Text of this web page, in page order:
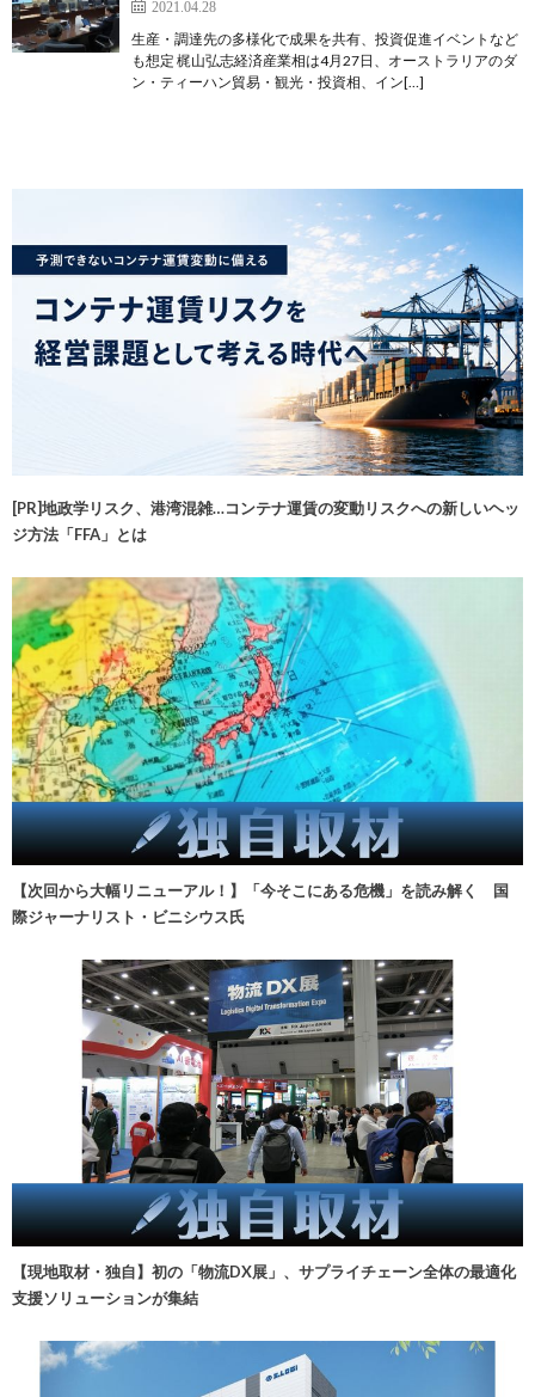
2021.04.28
生産・調達先の多様化で成果を共有、投資促進イベントなど
も想定 梶山弘志経済産業相は4月27日、オーストラリアのダ
ン・ティーハン貿易・観光・投資相、イン[…]
[PR]地政学リスク、港湾混雑…コンテナ運賃の変動リスクへの新しいヘッ
ジ方法「FFA」とは
【次回から大幅リニューアル！】「今そこにある危機」を読み解く 国
際ジャーナリスト・ビニシウス氏
【現地取材・独自】初の「物流DX展」、サプライチェーン全体の最適化
支援ソリューションが集結